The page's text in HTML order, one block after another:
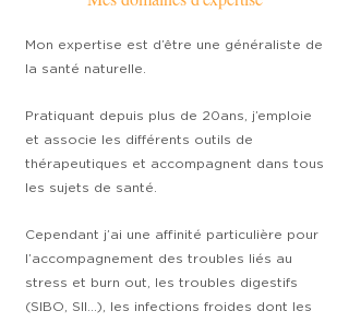
Mon expertise est d’être une généraliste de
la santé naturelle.
Pratiquant depuis plus de 20ans, j’emploie
et associe les différents outils de
thérapeutiques et accompagnent dans tous
les sujets de santé.
Cependant j’ai une affinité particulière pour
l’accompagnement des troubles liés au
stress et burn out, les troubles digestifs
(SIBO, SII…), les infections froides dont les